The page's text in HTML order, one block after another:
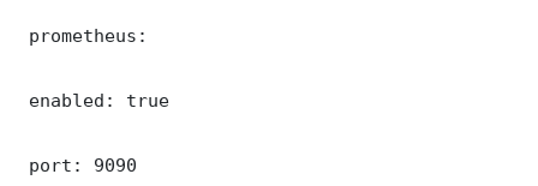
prometheus:
enabled: true
port: 9090